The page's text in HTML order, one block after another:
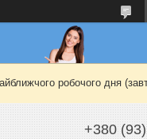
робочого дня
+380